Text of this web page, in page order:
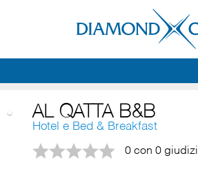
AL QATTA B&B
Hotel e Bed & Breakfast
0 con 0 giudizi